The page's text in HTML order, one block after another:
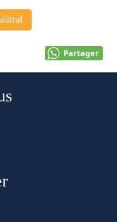
Partager